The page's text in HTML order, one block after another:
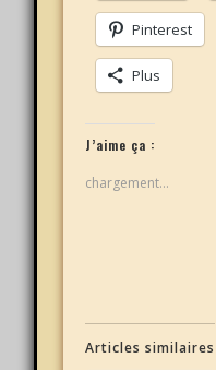
Pinterest
Plus
J’aime ça :
chargement…
Articles similaires